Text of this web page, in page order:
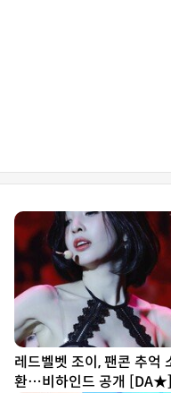
레드벨벳 조이, 팬콘 추억
환…비하인드 공개 [DA★]